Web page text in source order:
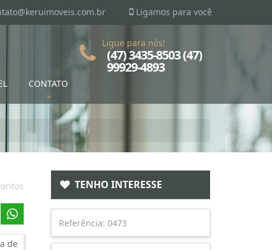
Ligamos para você
CONTATO
Ligue para nós!
(47) 3435-8503 (47)
99929-4893
de
TENHO INTERESSE